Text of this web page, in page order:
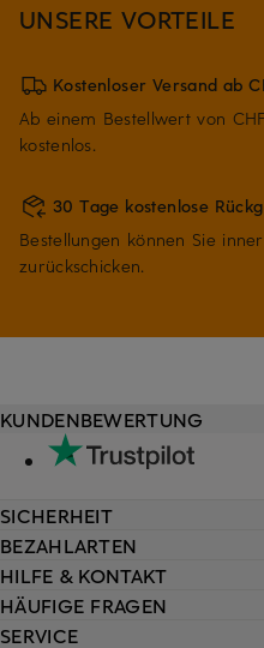
UNSERE VORTEILE
Kostenloser Versand ab
Ab einem Bestellwert von
kostenlos.
30 Tage kostenlose
Bestellungen können Sie
zurückschicken.
HILFE & KONTAKT
HÄUFIGE FRAGEN
SERVICE
KUNDENBEWERTUNG
SICHERHEIT
BEZAHLARTEN